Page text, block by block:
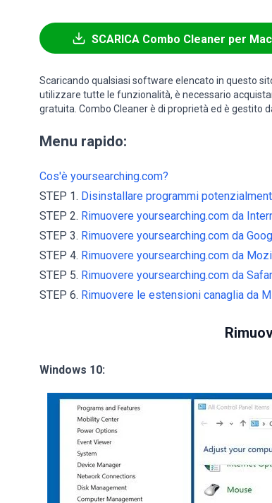
SCARICA Combo Cleaner per Mac
Scaricando qualsiasi software elencato in questo
utilizzare tutte le funzionalità, è necessario
gratuita. Combo Cleaner è di proprietà ed è gestito
Menu rapido:
Cos'è yoursearching.com?
STEP 1. Disinstallare programmi
STEP 2. Rimuovere yoursearching.com da
STEP 3. Rimuovere yoursearching.com da
STEP 4. Rimuovere yoursearching.com da
STEP 5. Rimuovere yoursearching.com da
STEP 6. Rimuovere le estensioni canaglia da
Windows 10: